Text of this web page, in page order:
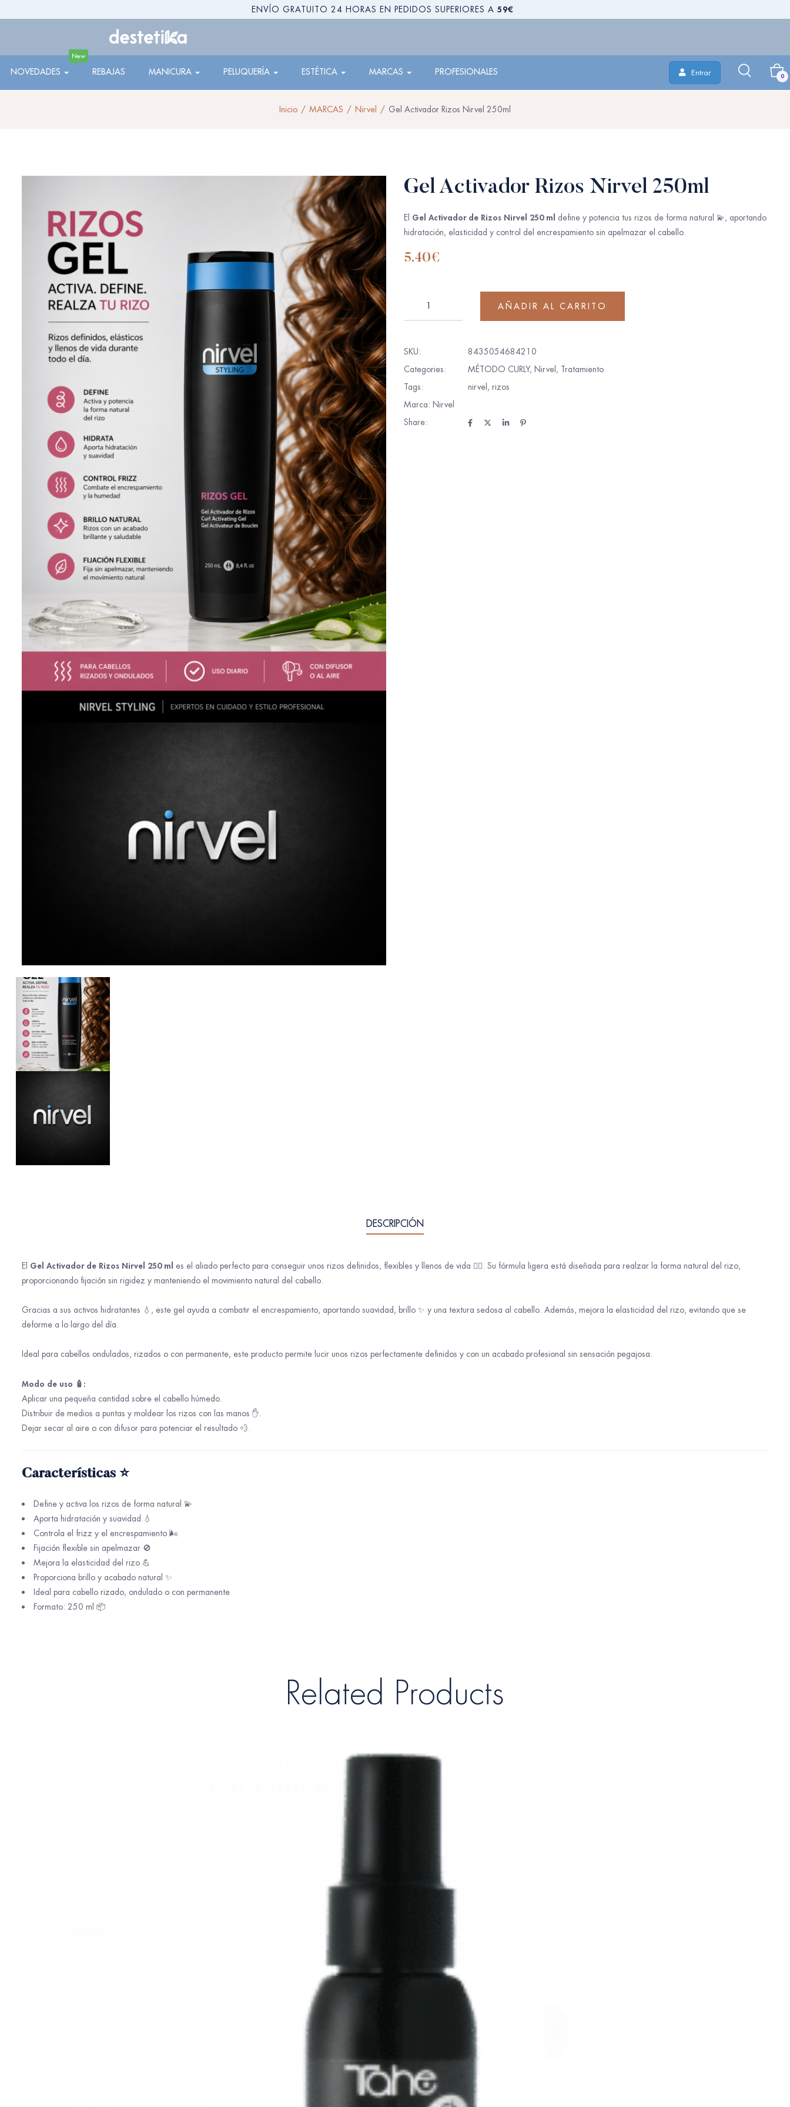
ENVÍO GRATUITO 24 HORAS EN PEDIDOS SUPERIORES A 59€
NOVEDADES
New
REBAJAS MANICURA PELUQUERÍA ESTÉTICA MARCAS PROFESIONALES Entrar 0
Inicio MARCAS Nirvel Gel Activador Rizos Nirvel 250ml
Gel Activador Rizos Nirvel 250ml
El Gel Activador de Rizos Nirvel 250 ml define y potencia tus rizos de forma natural 💫, aportando
hidratación, elasticidad y control del encrespamiento sin apelmazar el cabello.
5.40€
AÑADIR AL CARRITO
SKU:
8435054684210
Categories:
MÉTODO CURLY, Nirvel , Tratamiento
Tags:
nirvel , rizos
Marca: Nirvel
Share:
DESCRIPCIÓN
El Gel Activador de Rizos Nirvel 250 ml es el aliado perfecto para conseguir unos rizos definidos, flexibles y llenos de vida 💁‍♀️. Su fórmula ligera está diseñada para realzar la forma natural del rizo,
proporcionando fijación sin rigidez y manteniendo el movimiento natural del cabello.
Gracias a sus activos hidratantes 💧, este gel ayuda a combatir el encrespamiento, aportando suavidad, brillo ✨ y una textura sedosa al cabello. Además, mejora la elasticidad del rizo, evitando que se
deforme a lo largo del día.
Ideal para cabellos ondulados, rizados o con permanente, este producto permite lucir unos rizos perfectamente definidos y con un acabado profesional sin sensación pegajosa.
Modo de uso 🧴:
Aplicar una pequeña cantidad sobre el cabello húmedo.
Distribuir de medios a puntas y moldear los rizos con las manos ✋.
Dejar secar al aire o con difusor para potenciar el resultado 💨.
Características ⭐
Define y activa los rizos de forma natural 💫
Aporta hidratación y suavidad 💧
Controla el frizz y el encrespamiento 🌬️
Fijación flexible sin apelmazar 🚫
Mejora la elasticidad del rizo 💪
Proporciona brillo y acabado natural ✨
Ideal para cabello rizado, ondulado o con permanente
Formato: 250 ml 📦
Related Products